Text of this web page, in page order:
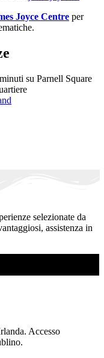
Joyce Centre per
su Parnell Square
selezionate da
assistenza in
Accesso